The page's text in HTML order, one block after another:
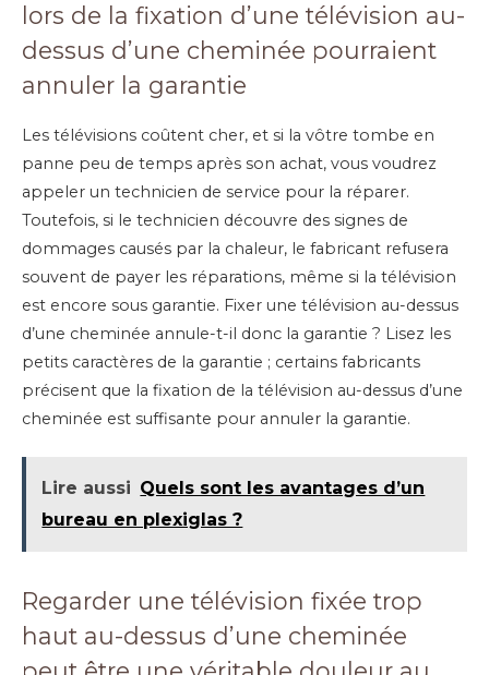
lors de la fixation d’une télévision au-
dessus d’une cheminée pourraient
annuler la garantie
Les télévisions coûtent cher, et si la vôtre tombe en
panne peu de temps après son achat, vous voudrez
appeler un technicien de service pour la réparer.
Toutefois, si le technicien découvre des signes de
dommages causés par la chaleur, le fabricant refusera
souvent de payer les réparations, même si la télévision
est encore sous garantie. Fixer une télévision au-dessus
d’une cheminée annule-t-il donc la garantie ? Lisez les
petits caractères de la garantie ; certains fabricants
précisent que la fixation de la télévision au-dessus d’une
cheminée est suffisante pour annuler la garantie.
Lire aussi Quels sont les avantages d’un
bureau en plexiglas ?
Regarder une télévision fixée trop
haut au-dessus d’une cheminée